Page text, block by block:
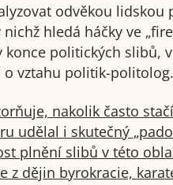
odvěkou lidskou
hledá háčky ve
konce politických slibů,
vztahu politik-politolog.
nakolik často
udělal i skutečný
plnění slibů v této
z dějin byrokracie,